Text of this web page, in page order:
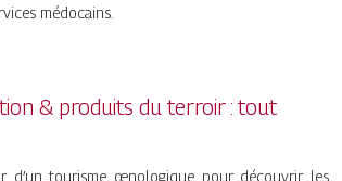
médocains.
& produits du terroir : tout
d’un tourisme œnologique pour découvrir les